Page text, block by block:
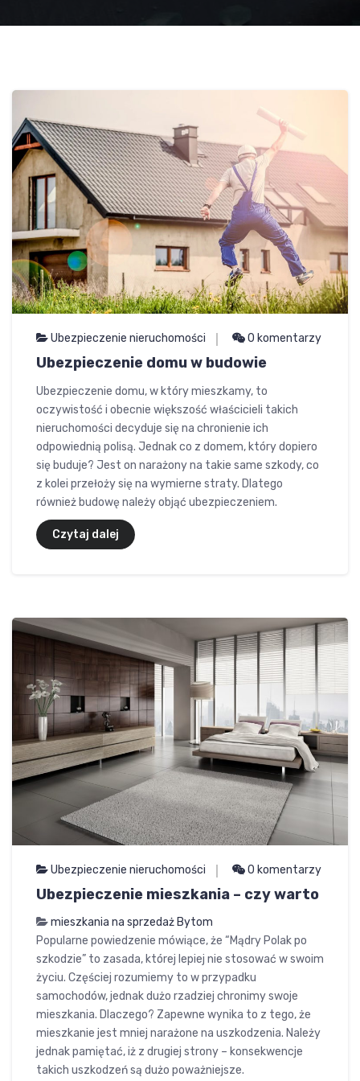
Ubezpieczenie nieruchomości 0 komentarzy
Ubezpieczenie domu w budowie
Ubezpieczenie domu, w który mieszkamy, to
oczywistość i obecnie większość właścicieli takich
nieruchomości decyduje się na chronienie ich
odpowiednią polisą. Jednak co z domem, który dopiero
się buduje? Jest on narażony na takie same szkody, co
z kolei przełoży się na wymierne straty. Dlatego
również budowę należy objąć ubezpieczeniem.
Czytaj dalej
Ubezpieczenie nieruchomości 0 komentarzy
Ubezpieczenie mieszkania – czy warto
mieszkania na sprzedaż Bytom
Popularne powiedzenie mówiące, że “Mądry Polak po
szkodzie” to zasada, której lepiej nie stosować w swoim
życiu. Częściej rozumiemy to w przypadku
samochodów, jednak dużo rzadziej chronimy swoje
mieszkania. Dlaczego? Zapewne wynika to z tego, że
mieszkanie jest mniej narażone na uszkodzenia. Należy
jednak pamiętać, iż z drugiej strony – konsekwencje
takich uszkodzeń są dużo poważniejsze.